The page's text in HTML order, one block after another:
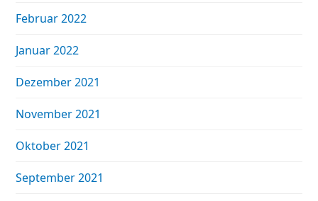
Februar 2022
Januar 2022
Dezember 2021
November 2021
Oktober 2021
September 2021